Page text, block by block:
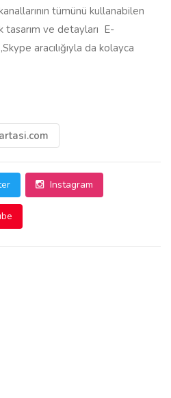
tümünü kullanabilen
tasarım ve detayları E-
aracılığıyla da kolayca
Instagram